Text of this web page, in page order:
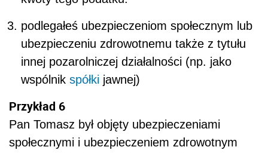
podlegałeś ubezpieczeniom społecznym lub
ubezpieczeniu zdrowotnemu także z tytułu
innej pozarolniczej działalności (np. jako
wspólnik spółki jawnej)
Przykład 6
Pan Tomasz był objęty ubezpieczeniami
społecznymi i ubezpieczeniem zdrowotnym